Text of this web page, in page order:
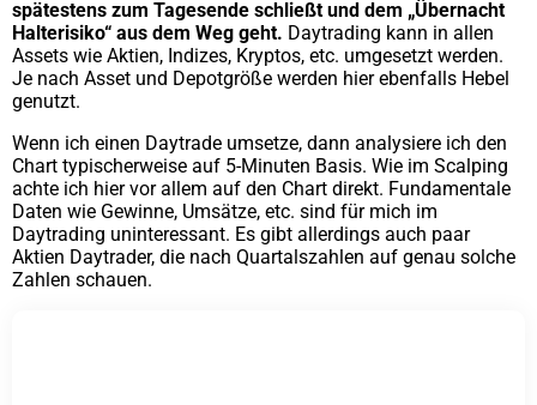
spätestens zum Tagesende schließt und dem „Übernacht
Halterisiko“ aus dem Weg geht. Daytrading kann in allen
Assets wie Aktien, Indizes, Kryptos, etc. umgesetzt werden.
Je nach Asset und Depotgröße werden hier ebenfalls Hebel
genutzt.
Wenn ich einen Daytrade umsetze, dann analysiere ich den
Chart typischerweise auf 5-Minuten Basis. Wie im Scalping
achte ich hier vor allem auf den Chart direkt. Fundamentale
Daten wie Gewinne, Umsätze, etc. sind für mich im
Daytrading uninteressant. Es gibt allerdings auch paar
Aktien Daytrader, die nach Quartalszahlen auf genau solche
Zahlen schauen.